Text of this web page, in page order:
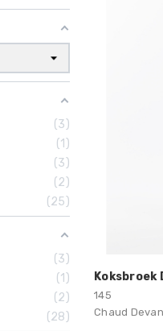
3
1
3
2
25
3
1
2
28
Koksbroek
145
Chaud